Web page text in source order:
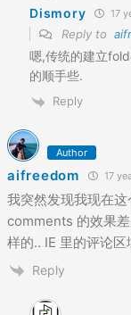
Dismory 17
Reply to
嗯,传统的建立
的顺手些.
Reply
Author
aifreedom 17
我突然发现我现在
comments 的效果
样的.. IE 里的评论
Reply